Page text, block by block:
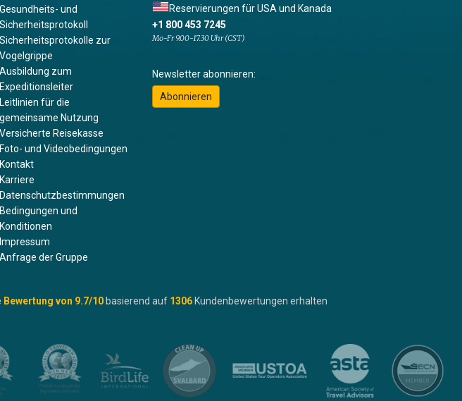
Gesundheits- und
Sicherheitsprotokoll
Sicherheitsprotokolle zur
Vogelgrippe
Ausbildung zum
Expeditionsleiter
Leitlinien für die
gemeinsame Nutzung
Versicherte Reisekasse
Foto- und Videobedingungen
Kontakt
Karriere
Datenschutzbestimmungen
Bedingungen und
Konditionen
Impressum
Anfrage der Gruppe
Reservierungen für USA und Kanada
+1 800 453 7245
Mo-Fr 9.00-17.30 Uhr (CST)
Newsletter abonnieren:
Abonnieren
Bewertung von 9.7/10 basierend auf 1306 Kundenbewertungen erhalten